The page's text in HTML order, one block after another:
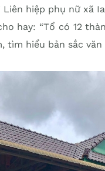
Liên hiệp phụ nữ xã
hay: “Tổ có 12
tìm hiểu bản sắc